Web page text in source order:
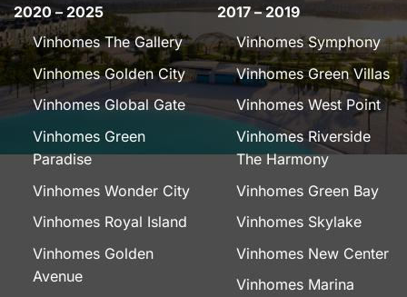
2020 – 2025
Vinhomes The Gallery
Vinhomes Golden City
Vinhomes Global Gate
Vinhomes Green
Paradise
Vinhomes Wonder City
Vinhomes Royal Island
Vinhomes Golden
Avenue
2017 – 2019
Vinhomes Symphony
Vinhomes Green Villas
Vinhomes West Point
Vinhomes Riverside
The Harmony
Vinhomes Green Bay
Vinhomes Skylake
Vinhomes New Center
Vinhomes Marina